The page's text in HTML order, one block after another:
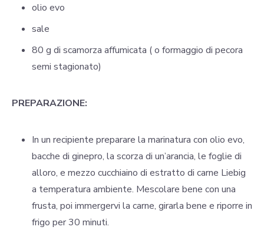
olio evo
sale
80 g di scamorza affumicata ( o formaggio di pecora
semi stagionato)
PREPARAZIONE:
In un recipiente preparare la marinatura con olio evo,
bacche di ginepro, la scorza di un’arancia, le foglie di
alloro, e mezzo cucchiaino di estratto di carne Liebig
a temperatura ambiente. Mescolare bene con una
frusta, poi immergervi la carne, girarla bene e riporre in
frigo per 30 minuti.